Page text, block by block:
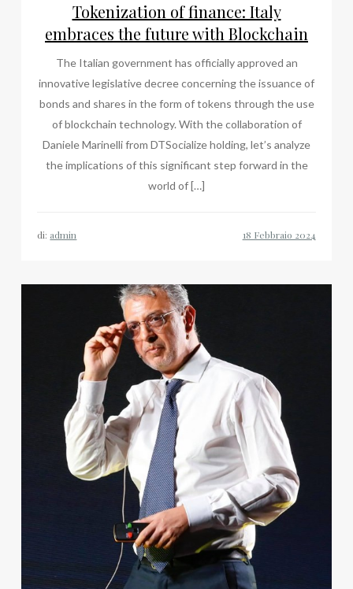
Tokenization of finance: Italy
embraces the future with Blockchain
The Italian government has officially approved an
innovative legislative decree concerning the issuance of
bonds and shares in the form of tokens through the use
of blockchain technology. With the collaboration of
Daniele Marinelli from DTSocialize holding, let’s analyze
the implications of this significant step forward in the
world of […]
di: admin